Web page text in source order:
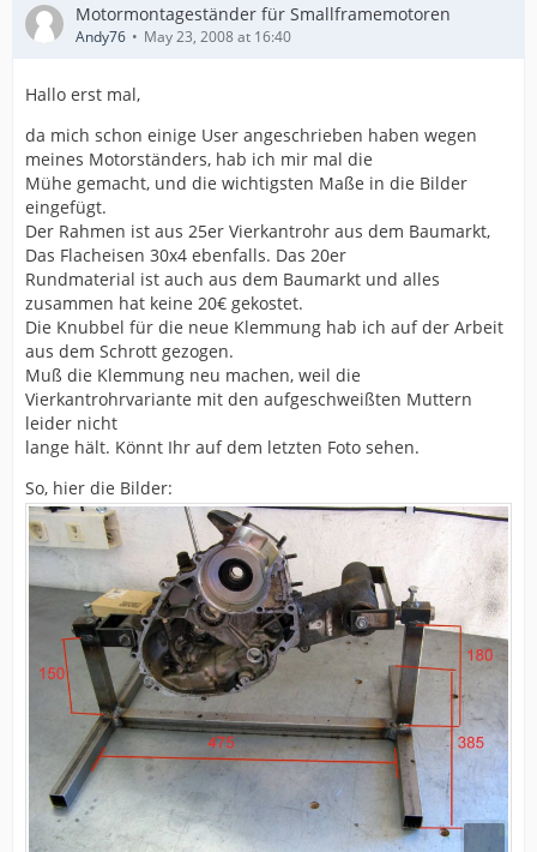
Motormontageständer für Smallframemotoren
Andy76 May 23, 2008 at 16:40
Hallo erst mal,
da mich schon einige User angeschrieben haben wegen
meines Motorständers, hab ich mir mal die
Mühe gemacht, und die wichtigsten Maße in die Bilder
eingefügt.
Der Rahmen ist aus 25er Vierkantrohr aus dem Baumarkt,
Das Flacheisen 30x4 ebenfalls. Das 20er
Rundmaterial ist auch aus dem Baumarkt und alles
zusammen hat keine 20€ gekostet.
Die Knubbel für die neue Klemmung hab ich auf der Arbeit
aus dem Schrott gezogen.
Muß die Klemmung neu machen, weil die
Vierkantrohrvariante mit den aufgeschweißten Muttern
leider nicht
lange hält. Könnt Ihr auf dem letzten Foto sehen.
So, hier die Bilder: